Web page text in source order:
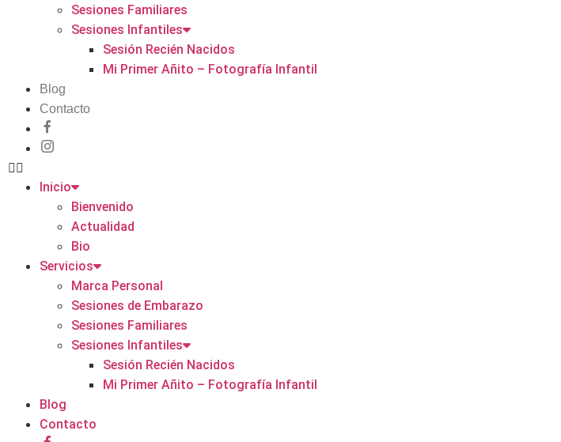
Sesiones Familiares
Sesiones Infantiles
Sesión Recién Nacidos
Mi Primer Añito – Fotografía Infantil
Blog
Contacto
Inicio
Bienvenido
Actualidad
Bio
Servicios
Marca Personal
Sesiones de Embarazo
Sesiones Familiares
Sesiones Infantiles
Sesión Recién Nacidos
Mi Primer Añito – Fotografía Infantil
Blog
Contacto